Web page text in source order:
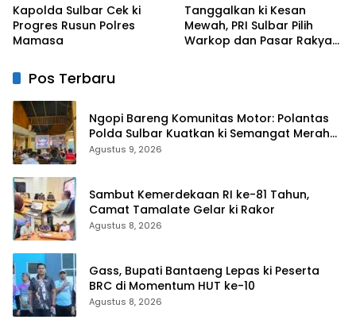
Kapolda Sulbar Cek ki
Progres Rusun Polres
Mamasa
Tanggalkan ki Kesan
Mewah, PRI Sulbar Pilih
Warkop dan Pasar Rakyat
Pos Terbaru
Ngopi Bareng Komunitas Motor: Polantas
Polda Sulbar Kuatkan ki Semangat Merah
Putih dan Keselamatan
Agustus 9, 2026
Sambut Kemerdekaan RI ke-81 Tahun,
Camat Tamalate Gelar ki Rakor
Agustus 8, 2026
Gass, Bupati Bantaeng Lepas ki Peserta
BRC di Momentum HUT ke-10
Agustus 8, 2026